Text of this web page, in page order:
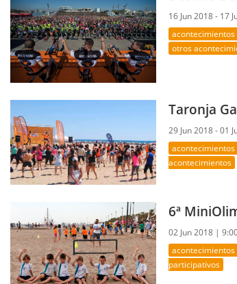
16 Jun 2018 - 17
acontecimientos
otros
Taronja
29 Jun 2018 - 01
acontecimientos
acontecimientos
6ª
02 Jun 2018 |
acontecimientos
participativos